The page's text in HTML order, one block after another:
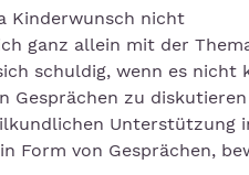
Kinderwunsch nicht
ganz allein mit der
schuldig, wenn es nicht
Gesprächen zu
Unterstützung
Form von Gesprächen,